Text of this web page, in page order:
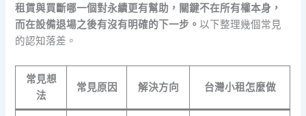
租賃與買斷哪一個對永續更有幫助，關鍵不在所有權本身，
而在設備退場之後有沒有明確的下一步。以下整理幾個常見
的認知落差。
常見想
法
常見原因 解決方向 台灣小租怎麼做